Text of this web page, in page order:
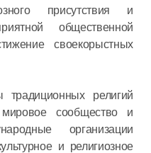
присутствия и
общественной
своекорыстных
религий
сообщество и
организации
и религиозное